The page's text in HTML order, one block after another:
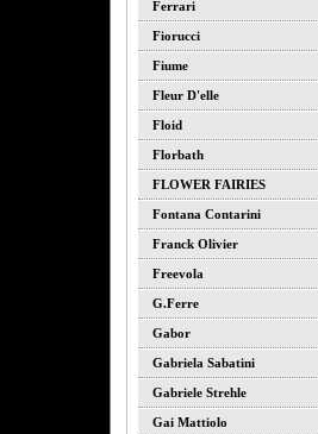
Ferrari
Fiorucci
Fiume
Fleur D'elle
Floid
Florbath
FLOWER FAIRIES
Fontana Contarini
Franck Olivier
Freevola
G.ferre
Gabor
Gabriela Sabatini
Gabriele Strehle
Gai Mattiolo